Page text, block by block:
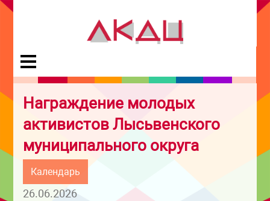
Награждение молодых
активистов Лысьвенского
муниципального округа
Календарь
26.06.2026